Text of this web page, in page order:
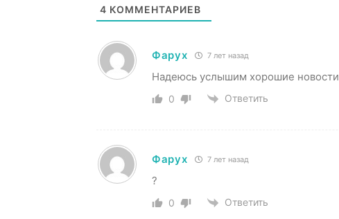
4 КОММЕНТАРИЕВ
Фарух 7 лет назад
Надеюсь услышим хорошие новости
0 Ответить
Фарух 7 лет назад
?
0 Ответить